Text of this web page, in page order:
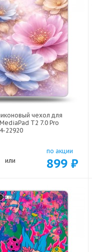
чехол для
T2 7.0 Pro
22920
или
по акции
899 ₽